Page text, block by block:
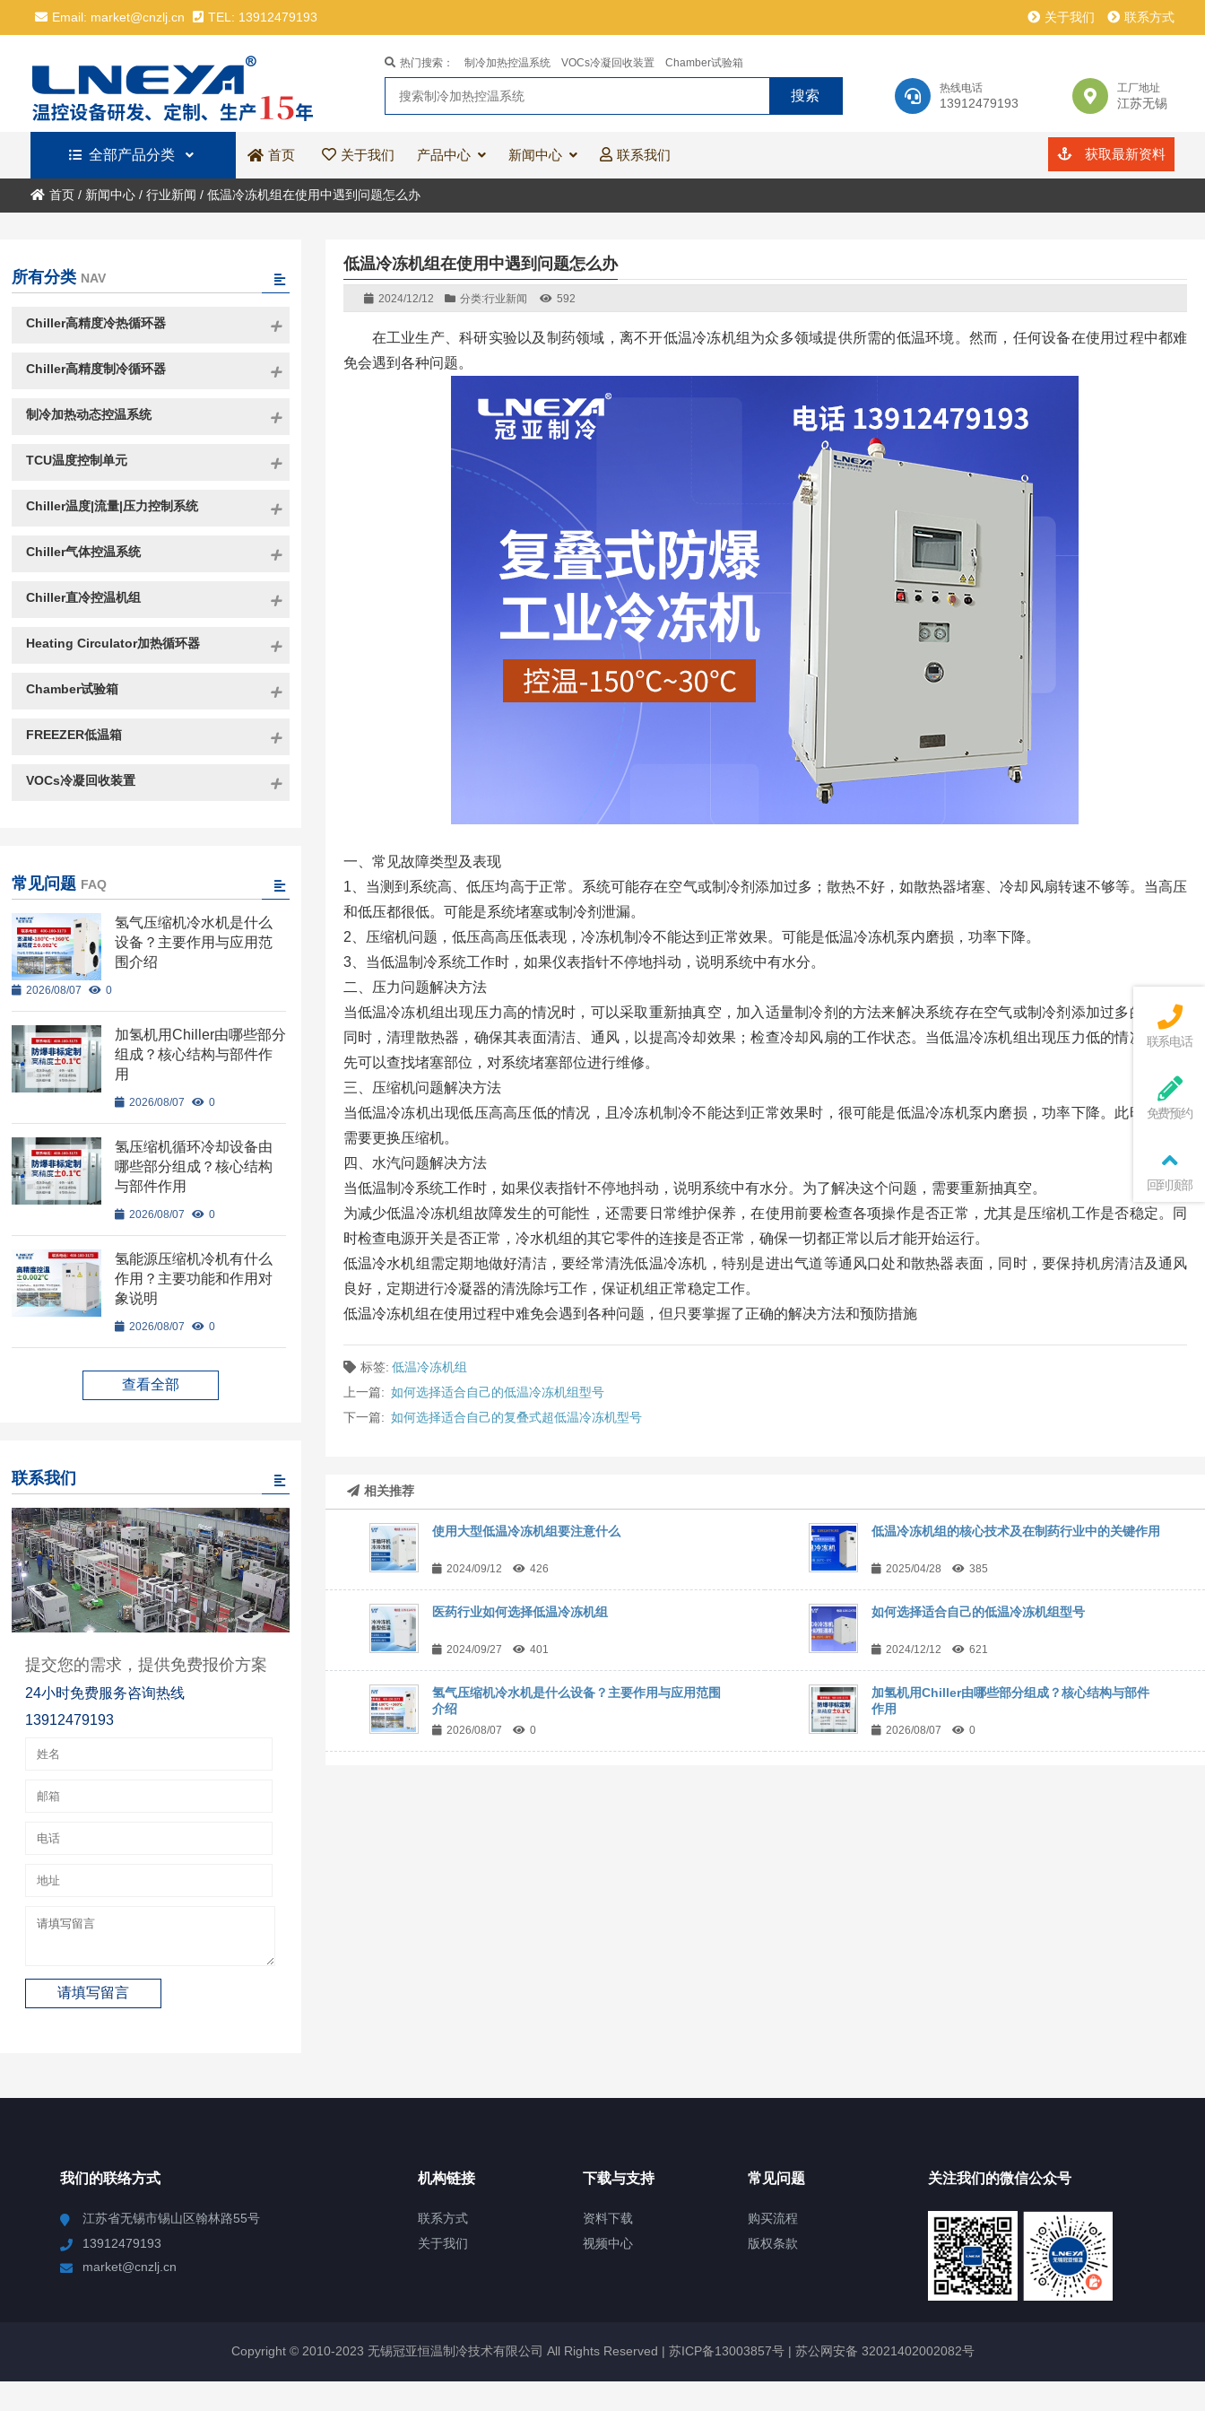
Email: market@cnzlj.cn TEL: 13912479193 关于我们 联系方式
热线电话
13912479193
工厂地址
江苏无锡
热门搜索： 制冷加热控温系统 VOCs冷凝回收装置 Chamber试验箱
全部产品分类 首页 关于我们 产品中心 新闻中心 联系我们 获取最新资料
首页/ 新闻中心/ 行业新闻 / 低温冷冻机组在使用中遇到问题怎么办
低温冷冻机组在使用中遇到问题怎么办
2024/12/12 分类:行业新闻 592
在工业生产、科研实验以及制药领域，离不开低温冷冻机组为众多领域提供所需的低温环境。然而，任何设备在使用过程中都难
免会遇到各种问题。
一、常见故障类型及表现
1、当测到系统高、低压均高于正常。系统可能存在空气或制冷剂添加过多；散热不好，如散热器堵塞、冷却风扇转速不够等。当高压
和低压都很低。可能是系统堵塞或制冷剂泄漏。
2、压缩机问题，低压高高压低表现，冷冻机制冷不能达到正常效果。可能是低温冷冻机泵内磨损，功率下降。
3、当低温制冷系统工作时，如果仪表指针不停地抖动，说明系统中有水分。
二、压力问题解决方法
当低温冷冻机组出现压力高的情况时，可以采取重新抽真空，加入适量制冷剂的方法来解决系统存在空气或制冷剂添加过多的问题。
同时，清理散热器，确保其表面清洁、通风，以提高冷却效果；检查冷却风扇的工作状态。当低温冷冻机组出现压力低的情况时，首
先可以查找堵塞部位，对系统堵塞部位进行维修。
三、压缩机问题解决方法
当低温冷冻机出现低压高高压低的情况，且冷冻机制冷不能达到正常效果时，很可能是低温冷冻机泵内磨损，功率下降。此时，通常
需要更换压缩机。
四、水汽问题解决方法
当低温制冷系统工作时，如果仪表指针不停地抖动，说明系统中有水分。为了解决这个问题，需要重新抽真空。
为减少低温冷冻机组故障发生的可能性，还需要日常维护保养，在使用前要检查各项操作是否正常，尤其是压缩机工作是否稳定。同
时检查电源开关是否正常，冷水机组的其它零件的连接是否正常，确保一切都正常以后才能开始运行。
低温冷水机组需定期地做好清洁，要经常清洗低温冷冻机，特别是进出气道等通风口处和散热器表面，同时，要保持机房清洁及通风
良好，定期进行冷凝器的清洗除圬工作，保证机组正常稳定工作。
低温冷冻机组在使用过程中难免会遇到各种问题，但只要掌握了正确的解决方法和预防措施
标签: 低温冷冻机组
上一篇: 如何选择适合自己的低温冷冻机组型号
下一篇: 如何选择适合自己的复叠式超低温冷冻机型号
相关推荐
使用大型低温冷冻机组要注意什么
2024/09/12 426
低温冷冻机组的核心技术及在制药行业中的关键作用
2025/04/28 385
医药行业如何选择低温冷冻机组
2024/09/27 401
如何选择适合自己的低温冷冻机组型号
2024/12/12 621
氢气压缩机冷水机是什么设备？主要作用与应用范围
介绍
2026/08/07 0
加氢机用Chiller由哪些部分组成？核心结构与部件
作用
2026/08/07 0
所有分类 NAV
Chiller高精度冷热循环器
Chiller高精度制冷循环器
制冷加热动态控温系统
TCU温度控制单元
Chiller温度|流量|压力控制系统
Chiller气体控温系统
Chiller直冷控温机组
Heating Circulator加热循环器
Chamber试验箱
FREEZER低温箱
VOCs冷凝回收装置
常见问题 FAQ
氢气压缩机冷水机是什么
设备？主要作用与应用范
围介绍
2026/08/07 0
加氢机用Chiller由哪些部分
组成？核心结构与部件作
用
2026/08/07 0
氢压缩机循环冷却设备由
哪些部分组成？核心结构
与部件作用
2026/08/07 0
氢能源压缩机冷机有什么
作用？主要功能和作用对
象说明
2026/08/07 0
查看全部
联系我们
提交您的需求，提供免费报价方案
24小时免费服务咨询热线
13912479193
我们的联络方式
江苏省无锡市锡山区翰林路55号
13912479193
market@cnzlj.cn
机构链接
联系方式
关于我们
下载与支持
资料下载
视频中心
常见问题
购买流程
版权条款
关注我们的微信公众号
Copyright © 2010-2023 无锡冠亚恒温制冷技术有限公司 All Rights Reserved | 苏ICP备13003857号| 苏公网安备 32021402002082号
联系电话
免费预约
回到顶部